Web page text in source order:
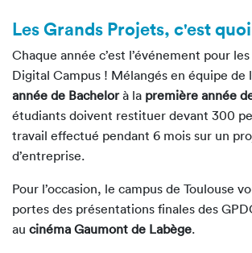
Les Grands Projets, c'est
Chaque année c’est l’événement pour
Digital Campus ! Mélangés en équipe de
année de Bachelorà la première année
étudiants doivent restituer devant 300
travail effectué pendant 6 mois sur un
d’entreprise.
Pour l’occasion, le campus de Toulouse
portes des présentations finales des
au cinéma Gaumont de Labège.